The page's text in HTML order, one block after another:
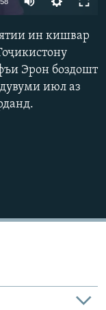
480p
480p
ин кишвар
Эрон боздошт
июл аз